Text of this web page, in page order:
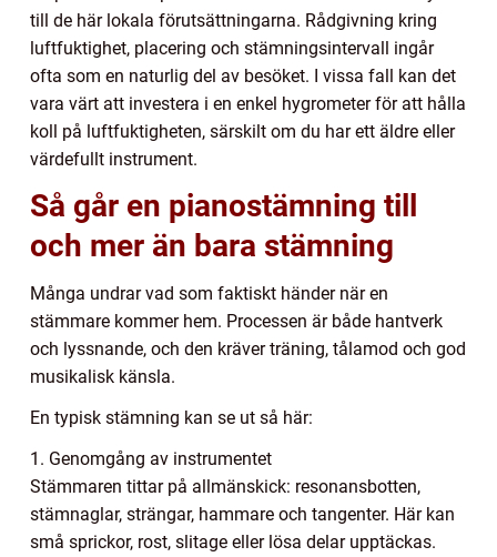
till de här lokala förutsättningarna. Rådgivning kring
luftfuktighet, placering och stämningsintervall ingår
ofta som en naturlig del av besöket. I vissa fall kan det
vara värt att investera i en enkel hygrometer för att hålla
koll på luftfuktigheten, särskilt om du har ett äldre eller
värdefullt instrument.
Så går en pianostämning till
och mer än bara stämning
Många undrar vad som faktiskt händer när en
stämmare kommer hem. Processen är både hantverk
och lyssnande, och den kräver träning, tålamod och god
musikalisk känsla.
En typisk stämning kan se ut så här:
1. Genomgång av instrumentet
Stämmaren tittar på allmänskick: resonansbotten,
stämnaglar, strängar, hammare och tangenter. Här kan
små sprickor, rost, slitage eller lösa delar upptäckas.